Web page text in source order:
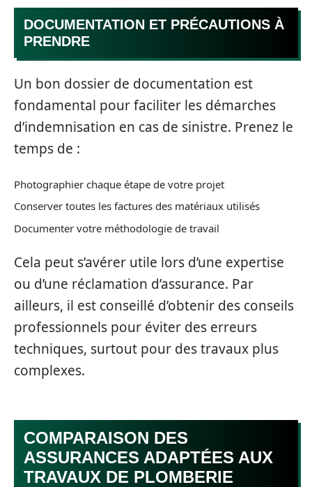
DOCUMENTATION ET PRÉCAUTIONS À
PRENDRE
Un bon dossier de documentation est
fondamental pour faciliter les démarches
d’indemnisation en cas de sinistre. Prenez le
temps de :
Photographier chaque étape de votre projet
Conserver toutes les factures des matériaux utilisés
Documenter votre méthodologie de travail
Cela peut s’avérer utile lors d’une expertise
ou d’une réclamation d’assurance. Par
ailleurs, il est conseillé d’obtenir des conseils
professionnels pour éviter des erreurs
techniques, surtout pour des travaux plus
complexes.
COMPARAISON DES
ASSURANCES ADAPTÉES AUX
TRAVAUX DE PLOMBERIE